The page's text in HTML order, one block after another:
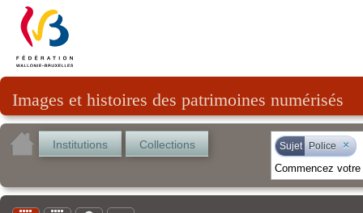
Images et histoires des patrimoines numérisés
Institutions Collections Sujet Police ×